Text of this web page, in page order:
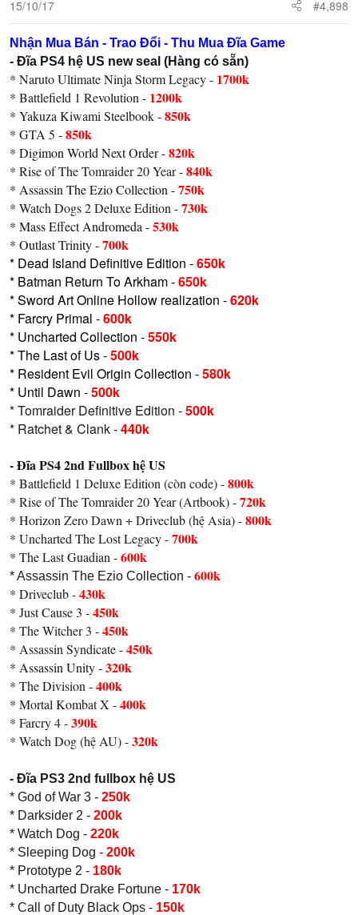
15/10/17 #4,898
Nhận Mua Bán - Trao Đổi - Thu Mua Đĩa Game
- Đĩa PS4 hệ US new seal (Hàng có sẵn)
* Naruto Ultimate Ninja Storm Legacy - 1700k
* Battlefield 1 Revolution - 1200k
* Yakuza Kiwami Steelbook -850k
* GTA 5 -850k
* Digimon World Next Order -820k
* Rise of The Tomraider 20 Year -840k
* Assassin The Ezio Collection -750k
* Watch Dogs 2 Deluxe Edition -730k
* Mass Effect Andromeda -530k
* Outlast Trinity -700k
* Dead Island Definitive Edition -650k
* Batman Return To Arkham -650k
* Sword Art Online Hollow realization -620k
* Farcry Primal -600k
* Uncharted Collection -550k
* The Last of Us -500k
* Resident Evil Origin Collection -580k
* Until Dawn -500k
* Tomraider Definitive Edition -500k
* Ratchet & Clank -440k
- Đĩa PS4 2nd Fullbox hệ US
* Battlefield 1 Deluxe Edition (còn code) -800k
* Rise of The Tomraider 20 Year (Artbook) -720k
* Horizon Zero Dawn + Driveclub (hệ Asia) -800k
* Uncharted The Lost Legacy -700k
* The Last Guadian -600k
* Assassin The Ezio Collection - 600k
* Driveclub -430k
* Just Cause 3 -450k
* The Witcher 3 -450k
* Assassin Syndicate -450k
* Assassin Unity -320k
* The Division -400k
* Mortal Kombat X -400k
* Farcry 4 -390k
* Watch Dog (hệ AU) -320k
- Đĩa PS3 2nd fullbox hệ US
* God of War 3 - 250k
* Darksider 2 - 200k
* Watch Dog - 220k
* Sleeping Dog - 200k
* Prototype 2 - 180k
* Uncharted Drake Fortune - 170k
* Call of Duty Black Ops - 150k